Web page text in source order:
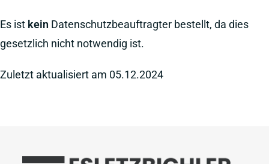
Es ist kein Datenschutzbeauftragter bestellt, da dies
gesetzlich nicht notwendig ist.
Zuletzt aktualisiert am 05.12.2024